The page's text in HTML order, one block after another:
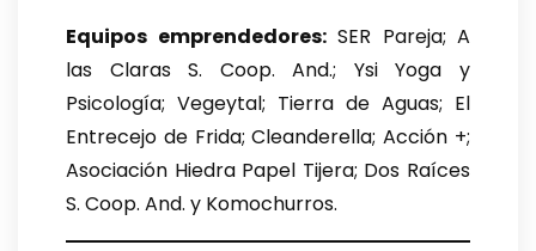
Equipos emprendedores:SER Pareja; A
las Claras S. Coop. And.; Ysi Yoga y
Psicología; Vegeytal; Tierra de Aguas; El
Entrecejo de Frida; Cleanderella; Acción +;
Asociación Hiedra Papel Tijera; Dos Raíces
S. Coop. And. y Komochurros.